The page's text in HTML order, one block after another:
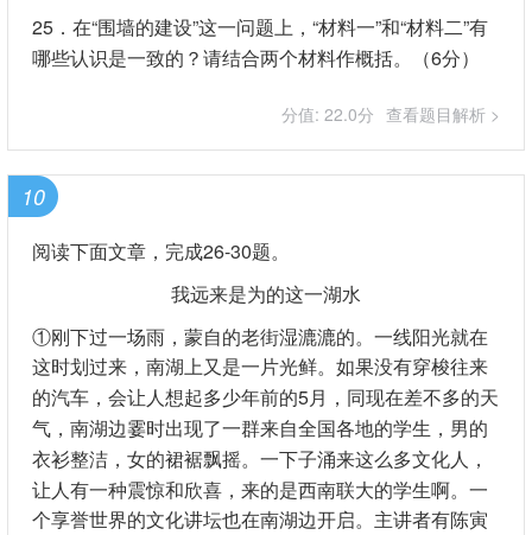
25．在“围墙的建设”这一问题上，“材料一”和“材料二”有
哪些认识是一致的？请结合两个材料作概括。（6分）
分值: 22.0分 查看题目解析 >
10
阅读下面文章，完成26-30题。
我远来是为的这一湖水
①刚下过一场雨，蒙自的老街湿漉漉的。一线阳光就在
这时划过来，南湖上又是一片光鲜。如果没有穿梭往来
的汽车，会让人想起多少年前的5月，同现在差不多的天
气，南湖边霎时出现了一群来自全国各地的学生，男的
衣衫整洁，女的裙裾飘摇。一下子涌来这么多文化人，
让人有一种震惊和欣喜，来的是西南联大的学生啊。一
个享誉世界的文化讲坛也在南湖边开启。主讲者有陈寅